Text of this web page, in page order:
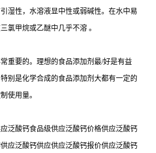
湿性，水溶液显中性或弱碱性。在水中易
氯甲烷或乙醚中几乎不溶 。
重要的。理想的食品添加剂最/好是有益
别是化学合成的食品添加剂大都有一定的
使用量。
泛酸钙食品级供应泛酸钙价格供应泛酸钙
应泛酸钙供应供应泛酸钙报价供应泛酸钙